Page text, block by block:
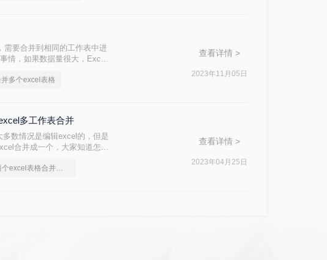
要合并到相同的工作表中进
情，如果数据量很大，Excel
多个excel表格
查看详情 >
2023年11月05日
多工作表合并
数情况是编辑excel的，但是
合并成一个，大家知道怎么
怎么将两个excel表格合并到一起呢
查看详情 >
2023年04月25日